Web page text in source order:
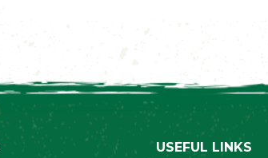
USEFUL LINKS